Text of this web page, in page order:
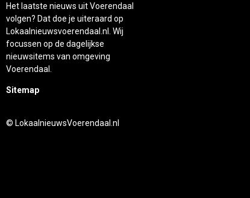
Het laatste nieuws uit Voerendaal
volgen? Dat doe je uiteraard op
Lokaalnieuwsvoerendaal.nl. Wij
focussen op de dagelijkse
nieuwsitems van omgeving
Voerendaal.
Sitemap
© LokaalnieuwsVoerendaal.nl